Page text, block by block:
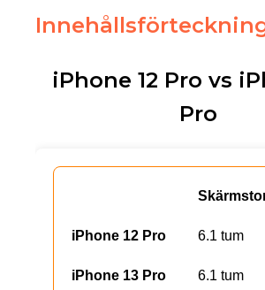
iPhone 12 Pro vs
Pro
6.1 tum
6.1 tum